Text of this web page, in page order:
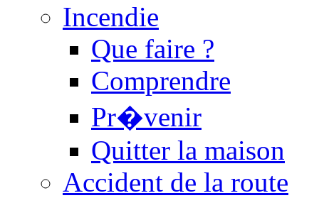
Incendie
Que faire ?
Comprendre
Pr�venir
Quitter la maison
Accident de la route